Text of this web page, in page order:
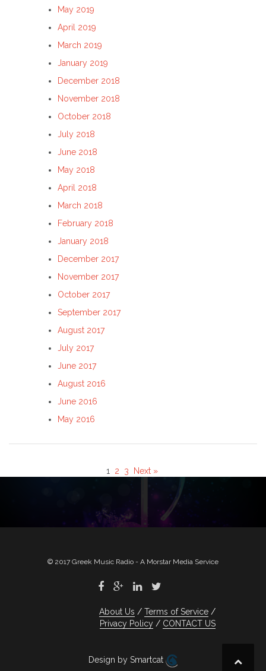
May 2019
April 2019
March 2019
January 2019
December 2018
November 2018
October 2018
July 2018
June 2018
May 2018
April 2018
March 2018
February 2018
January 2018
December 2017
November 2017
October 2017
September 2017
August 2017
July 2017
June 2017
August 2016
June 2016
May 2016
1 2 3 Next »
© 2017 Greek Music Radio - A Morstar Media Service
About Us
Terms of Service
Privacy Policy
CONTACT US
Design by Smartcat